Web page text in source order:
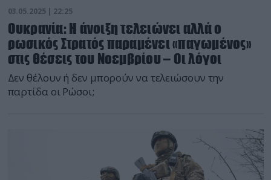
03.05.2025 | 22:25
Ουκρανία: Η άνοιξη τελειώνει αλλά ο
ρωσικός Στρατός παραμένει «παγωμένος»
στις θέσεις του Νοεμβρίου – Οι λόγοι
Δεν θέλουν ή δεν μπορούν να τελειώσουν την
παρτίδα οι Ρώσοι;